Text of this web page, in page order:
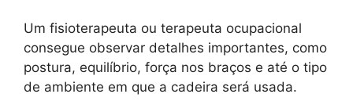
Um fisioterapeuta ou terapeuta ocupacional
consegue observar detalhes importantes, como
postura, equilíbrio, força nos braços e até o tipo
de ambiente em que a cadeira será usada.